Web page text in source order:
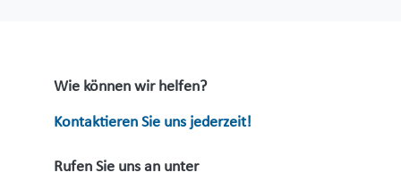
Wie können wir helfen?
Kontaktieren Sie uns jederzeit!
Rufen Sie uns an unter